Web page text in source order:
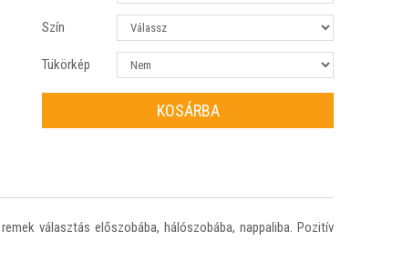
Szín
Tükörkép
KOSÁRBA
választás előszobába, hálószobába, nappaliba. Pozitív